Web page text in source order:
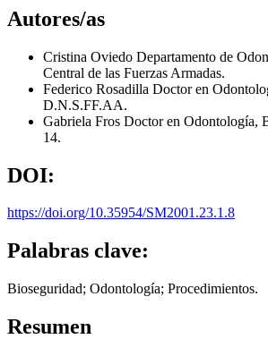
Autores/as
Cristina Oviedo Departamento de
Central de las Fuerzas Armadas.
Federico Rosadilla Doctor en
D.N.S.FF.AA.
Gabriela Fros Doctor en Odontología,
14.
DOI:
https://doi.org/10.35954/SM2001.23.1.8
Palabras clave:
Bioseguridad; Odontología; Procedimientos.
Resumen